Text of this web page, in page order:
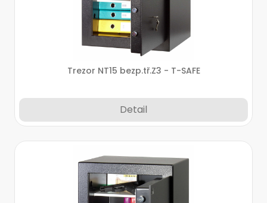
Trezor NT15 bezp.tř.Z3 - T-SAFE
Detail